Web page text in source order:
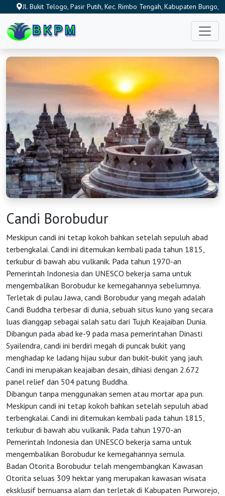
Jl. Bukit Telogo, Pasir Putih, Kec. Rimbo Tengah, Kabupaten Bungo,
HOME
OSS
Agenda
Investasi
Candi Borobudur
Meskipun candi ini tetap kokoh bahkan setelah sepuluh abad
terbengkalai. Candi ini ditemukan kembali pada tahun 1815,
terkubur di bawah abu vulkanik. Pada tahun 1970-an
Pemerintah Indonesia dan UNESCO bekerja sama untuk
mengembalikan Borobudur ke kemegahannya sebelumnya.
Terletak di pulau Jawa, candi Borobudur yang megah adalah
Candi Buddha terbesar di dunia, sebuah situs kuno yang secara
luas dianggap sebagai salah satu dari Tujuh Keajaiban Dunia.
Dibangun pada abad ke-9 pada masa pemerintahan Dinasti
Syailendra, candi ini berdiri megah di puncak bukit yang
menghadap ke ladang hijau subur dan bukit-bukit yang jauh.
Candi ini merupakan keajaiban desain, dihiasi dengan 2.672
panel relief dan 504 patung Buddha.
Dibangun tanpa menggunakan semen atau mortar apa pun.
Meskipun candi ini tetap kokoh bahkan setelah sepuluh abad
terbengkalai. Candi ini ditemukan kembali pada tahun 1815,
terkubur di bawah abu vulkanik. Pada tahun 1970-an
Pemerintah Indonesia dan UNESCO bekerja sama untuk
mengembalikan Borobudur ke kemegahannya semula.
Badan Otorita Borobudur telah mengembangkan Kawasan
Otorita seluas 309 hektar yang merupakan kawasan wisata
eksklusif bernuansa alam dan terletak di Kabupaten Purworejo,